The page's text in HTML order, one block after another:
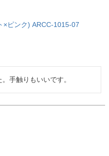
×ピンク) ARCC-1015-07
手触りもいいです。